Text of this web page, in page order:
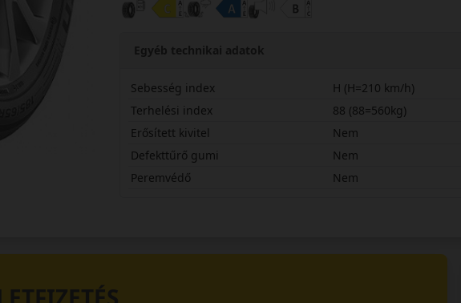
Egyéb technikai adatok
Sebesség index
H (H=210 km/h)
Terhelési index
88 (88=560kg)
Erősített kivitel
Nem
Defekttűrő gumi
Nem
Peremvédő
Nem